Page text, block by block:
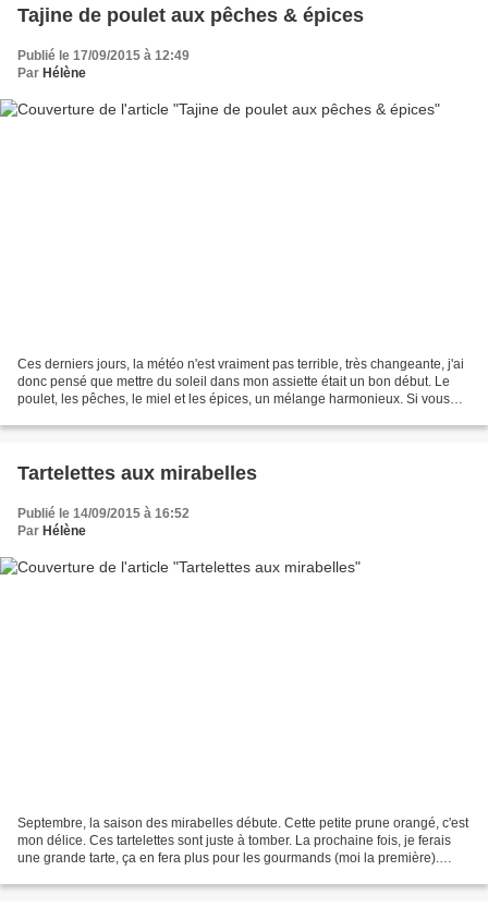
Tajine de poulet aux pêches & épices
Publié le 17/09/2015 à 12:49
Par Hélène
Ces derniers jours, la météo n'est vraiment pas terrible, très changeante, j'ai
donc pensé que mettre du soleil dans mon assiette était un bon début. Le
poulet, les pêches, le miel et les épices, un mélange harmonieux. Si vous
Tartelettes aux mirabelles
Publié le 14/09/2015 à 16:52
Par Hélène
Septembre, la saison des mirabelles débute. Cette petite prune orangé, c'est
mon délice. Ces tartelettes sont juste à tomber. La prochaine fois, je ferais
une grande tarte, ça en fera plus pour les gourmands (moi la première).